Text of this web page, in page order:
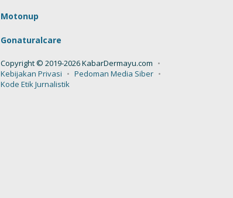
Motonup
Gonaturalcare
Copyright © 2019-2026 KabarDermayu.com
Kebijakan Privasi
Pedoman Media Siber
Kode Etik Jurnalistik